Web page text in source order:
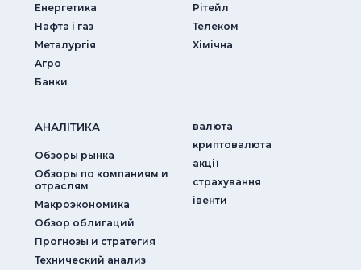
Енергетика
Нафта і газ
Металургія
Агро
Банки
Рітейл
Телеком
Хімічна
АНАЛIТИКА
Обзоры рынка
Обзоры по компаниям и
отраслям
Макроэкономика
Обзор облигаций
Прогнозы и стратегия
Технический анализ
валюта
криптовалюта
акції
страхування
iвенти